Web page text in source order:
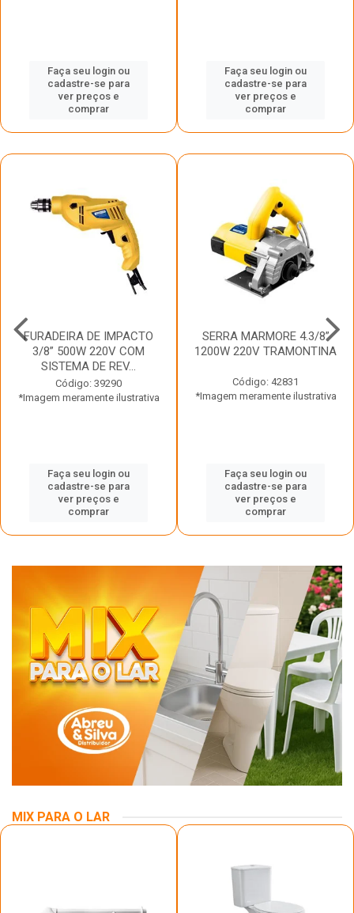
Faça seu login ou
cadastre-se para
ver preços e
comprar
Faça seu login ou
cadastre-se para
ver preços e
comprar
FURADEIRA DE IMPACTO
3/8” 500W 220V COM
SISTEMA DE REV...
Código: 39290
*Imagem meramente ilustrativa
Faça seu login ou
cadastre-se para
ver preços e
comprar
SERRA MARMORE 4.3/8”
1200W 220V TRAMONTINA
Código: 42831
*Imagem meramente ilustrativa
Faça seu login ou
cadastre-se para
ver preços e
comprar
MIX PARA O LAR